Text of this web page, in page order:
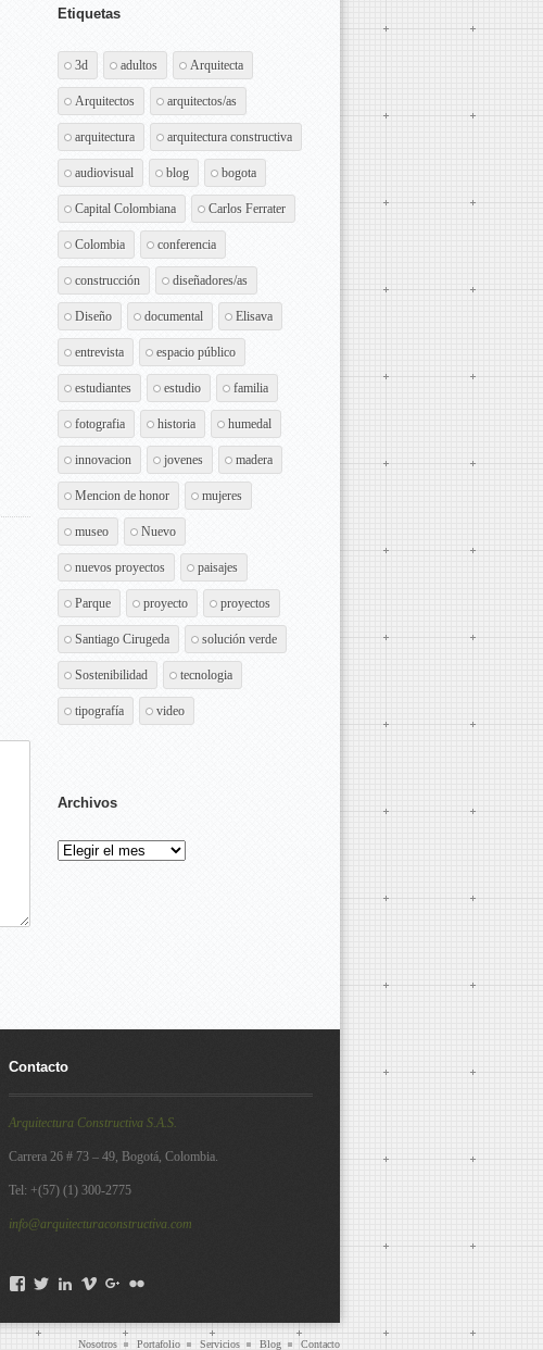
Etiquetas
3d adultos Arquitecta
Arquitectos arquitectos/as
arquitectura arquitectura constructiva
audiovisual blog bogota
Capital Colombiana Carlos Ferrater
Colombia conferencia
construcción diseñadores/as
Diseño documental Elisava
entrevista espacio público
estudiantes estudio familia
fotografia historia humedal
innovacion jovenes madera
Mencion de honor mujeres
museo Nuevo
nuevos proyectos paisajes
Parque proyecto proyectos
Santiago Cirugeda solución verde
Sostenibilidad tecnologia
tipografía video
Archivos
Archivos
Contacto
Arquitectura Constructiva S.A.S.
Carrera 26 # 73 – 49, Bogotá, Colombia.
Tel: +(57) (1) 300-2775
info@arquitecturaconstructiva.com
Facebook
TwitterLinkedIn
VimeoGoogle+
Nosotros Portafolio Servicios Blog Contacto